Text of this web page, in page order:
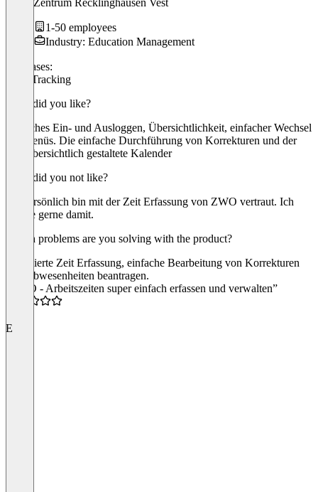
1-50 employees
Industry: Education Management
Use cases:
Time Tracking
What did you like?
Einfaches Ein- und Ausloggen, Übersichtlichkeit, einfacher Wechsel
der Menüs. Die einfache Durchführung von Korrekturen und der
sehr übersichtlich gestaltete Kalender
What did you not like?
Ich persönlich bin mit der Zeit Erfassung von ZWO vertraut. Ich
arbeite gerne damit.
Which problems are you solving with the product?
Optimierte Zeit Erfassung, einfache Bearbeitung von Korrekturen
und Abwesenheiten beantragen.
“ZWO - Arbeitszeiten super einfach erfassen und verwalten”
E